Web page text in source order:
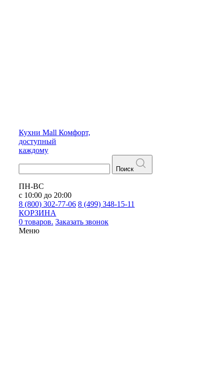
Кухни Mall Комфорт,
доступный
каждому
Поиск
ПН-ВС
с 10:00 до 20:00
8 (800) 302-77-06 8 (499) 348-15-11
КОРЗИНА
0 товаров. Заказать звонок
Меню